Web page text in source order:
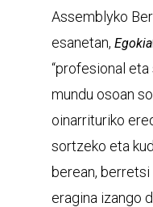
Assemblyko
esanetan, Egokia
“profesional eta
mundu osoan
oinarrituriko
sortzeko eta
berean,
eragina izango